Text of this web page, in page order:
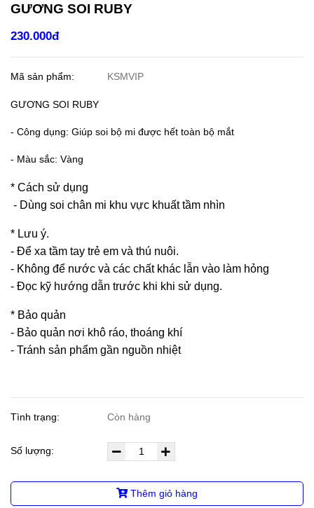
GƯƠNG SOI RUBY
230.000đ
Mã sản phẩm: KSMVIP
GƯƠNG SOI RUBY
- Công dụng: Giúp soi bộ mi được hết toàn bộ mắt
- Màu sắc: Vàng
* Cách sử dụng
- Dùng soi chân mi khu vực khuất tầm nhìn
* Lưu ý.
- Để xa tầm tay trẻ em và thú nuôi.
- Không để nước và các chất khác lẫn vào làm hỏng
- Đọc kỹ hướng dẫn trước khi khi sử dụng.
* Bảo quản
- Bảo quản nơi khô ráo, thoáng khí
- Tránh sản phẩm gần nguồn nhiệt
Tình trạng: Còn hàng
Số lượng:
Thêm giỏ hàng